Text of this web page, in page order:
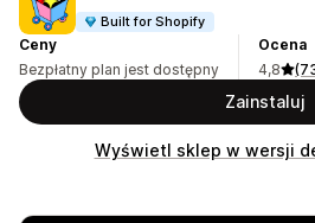
Built for Shopify
Ceny
Bezpłatny plan jest dostępny
Ocena
4,8
Zainstaluj
Wyświetl sklep w wersji